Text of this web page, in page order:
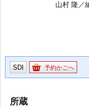
山村 隆／
SDI 予約かごへ
所蔵